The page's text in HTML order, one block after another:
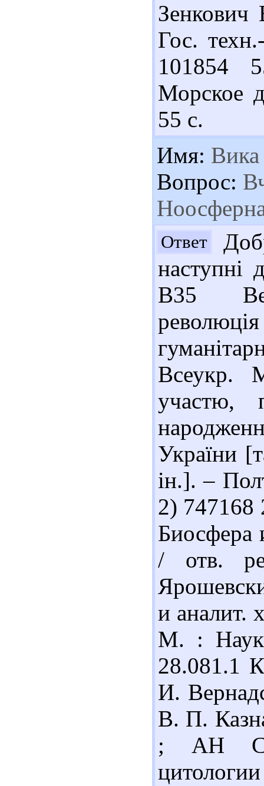
Гос.
101854
Морское
55 с.
Имя: Вика
Вопрос:
Ответ
наступні
В35
Всеукр.
участю,
України
ін.]. –
2) 747168
Биосфера
/ отв.
и аналит.
М. :
28.081.1
И.
В. П.
; АН